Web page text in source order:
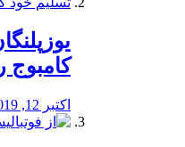
کامبوج
اکتبر 12, 2019